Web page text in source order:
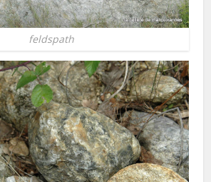
feldspath